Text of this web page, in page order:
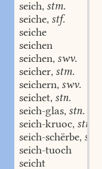
seich, stm.
seiche, stf.
seiche
seichen
seichen, swv.
seicher, stm.
seichern, swv.
seichet, stn.
seich-glas, stn.
seich-kruoc, stm.
seich-schërbe, swm.
seich-tuoch
seicht